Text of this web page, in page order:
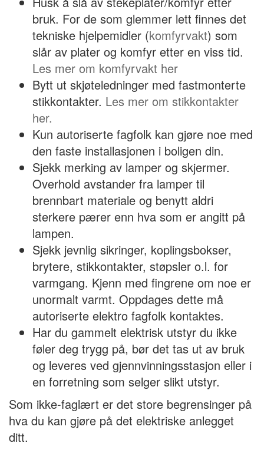
bruk. For de som glemmer lett finnes det
tekniske hjelpemidler (komfyrvakt) som
slår av plater og komfyr etter en viss tid.
Les mer om komfyrvakt her
Bytt ut skjøteledninger med fastmonterte
stikkontakter. Les mer om stikkontakter
her.
Kun autoriserte fagfolk kan gjøre noe med
den faste installasjonen i boligen din.
Sjekk merking av lamper og skjermer.
Overhold avstander fra lamper til
brennbart materiale og benytt aldri
sterkere pærer enn hva som er angitt på
lampen.
Sjekk jevnlig sikringer, koplingsbokser,
brytere, stikkontakter, støpsler o.l. for
varmgang. Kjenn med fingrene om noe er
unormalt varmt. Oppdages dette må
autoriserte elektro fagfolk kontaktes.
Har du gammelt elektrisk utstyr du ikke
føler deg trygg på, bør det tas ut av bruk
og leveres ved gjennvinningsstasjon eller i
en forretning som selger slikt utstyr.
Som ikke-faglært er det store begrensinger på
hva du kan gjøre på det elektriske anlegget
ditt.